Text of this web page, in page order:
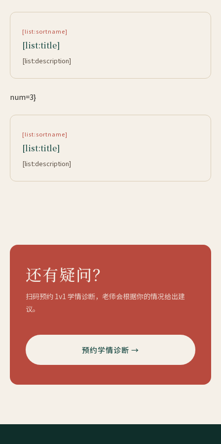
[list:sortname]
[list:title]
[list:description]
num=3}
[list:sortname]
[list:title]
[list:description]
还有疑问？
扫码预约 1v1 学情诊断，老师会根据你的情况给出建
议。
预约学情诊断 →